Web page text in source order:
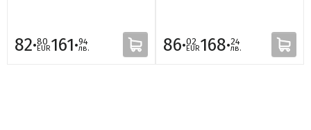
82·80
EUR161·94
лв. 86·02
EUR168·24
лв.